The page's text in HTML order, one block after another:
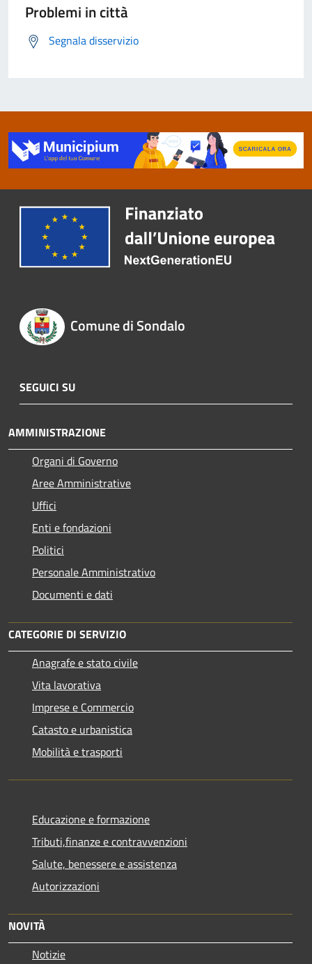
Problemi in città
Segnala disservizio
Comune di Sondalo
SEGUICI SU
AMMINISTRAZIONE
Organi di Governo
Aree Amministrative
Uffici
Enti e fondazioni
Politici
Personale Amministrativo
Documenti e dati
CATEGORIE DI SERVIZIO
Anagrafe e stato civile
Vita lavorativa
Imprese e Commercio
Catasto e urbanistica
Mobilità e trasporti
Educazione e formazione
Tributi,finanze e contravvenzioni
Salute, benessere e assistenza
Autorizzazioni
NOVITÀ
Notizie